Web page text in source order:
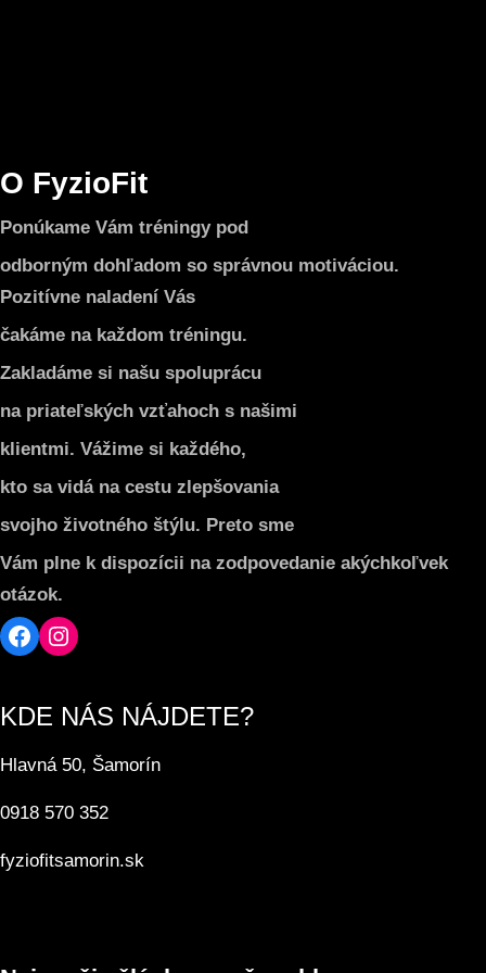
O FyzioFit
Ponúkame Vám tréningy pod
odborným dohľadom so správnou motiváciou.
Pozitívne naladení Vás
čakáme na každom tréningu.
Zakladáme si našu spoluprácu
na priateľských vzťahoch s našimi
klientmi. Vážime si každého,
kto sa vidá na cestu zlepšovania
svojho životného štýlu. Preto sme
Vám plne k dispozícii na zodpovedanie akýchkoľvek
otázok.
Facebook Instagram
KDE NÁS NÁJDETE?
Hlavná 50, Šamorín
0918 570 352
fyziofitsamorin.sk